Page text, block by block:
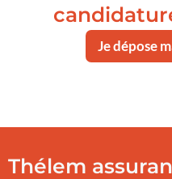
Je dépose
Thélem